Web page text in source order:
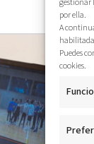
gestionar
por ella.
A
Puedes
cookies.